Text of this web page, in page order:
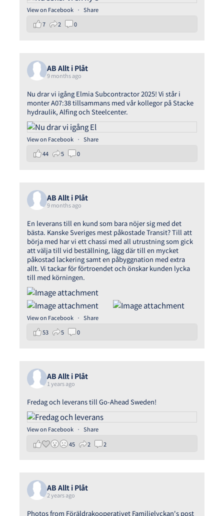
View on Facebook · Share
7
2 0
AB Allt i Plåt
9 months ago
Nu drar vi igång Elmia Subcontractor 2025! Vi står i
monter A07:38 tillsammans med vår kollegor på Stacke
hydraulik, Alfing och Steelcenter.
View on Facebook · Share
44
5 0
AB Allt i Plåt
9 months ago
En leverans till en kund som bara nöjer sig med det
bästa. Kanske Sveriges mest påkostade Transit? Till att
börja med har vi ett chassi med all utrustning som gick
att välja till vid beställning, lägg där till en mycket
påkostad lackering samt en påbyggnation med extra
allt. Vi tackar för förtroendet och önskar kunden lycka
till med körningen.
View on Facebook · Share
53
5 0
AB Allt i Plåt
1 years ago
Fredag och leverans till Go-Ahead Sweden!
View on Facebook · Share
45
2 2
AB Allt i Plåt
2 years ago
Photos from Föräldrakooperativet Familjelyckan's post